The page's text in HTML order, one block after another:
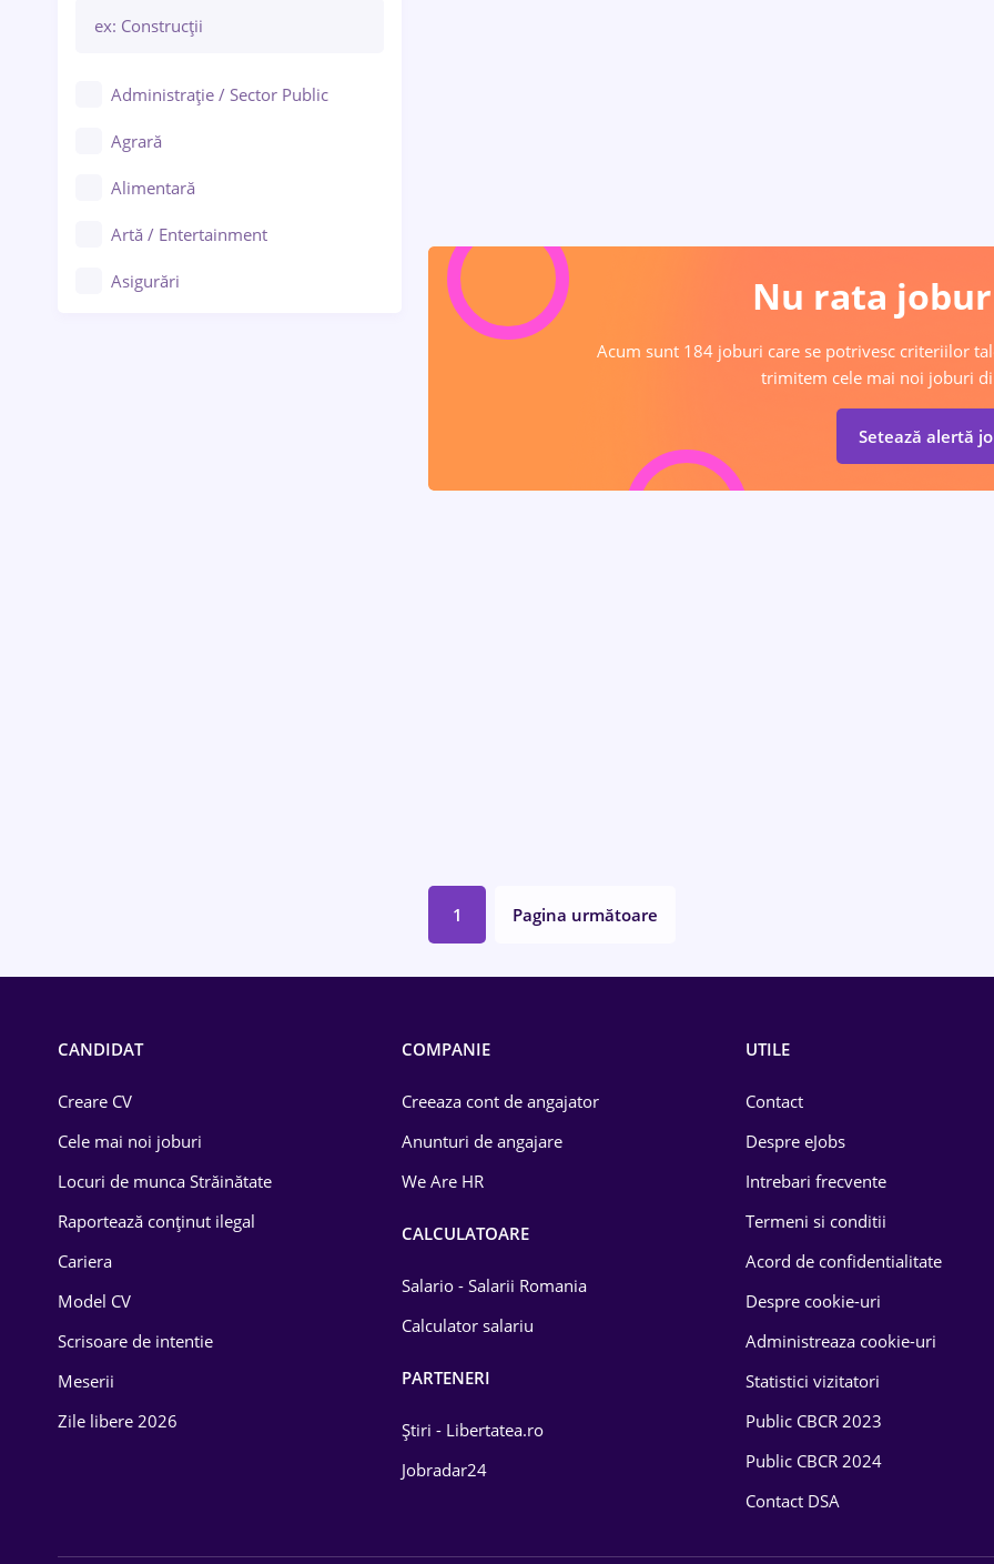
Administrație / Sector Public
Agrară
Alimentară
Artă / Entertainment
Asigurări
Medicină / Sănătate
Nu rata
Acum sunt 184 joburi care se potrivesc criteriilor
trimitem cele mai noi joburi
Setează alertă
1 Pagina următoare
CANDIDAT
Creare CV
Cele mai noi joburi
Locuri de munca Străinătate
Raportează conținut ilegal
Cariera
Model CV
Scrisoare de intentie
Meserii
Zile libere 2026
COMPANIE
Creeaza cont de angajator
Anunturi de angajare
We Are HR
CALCULATOARE
Salario - Salarii Romania
Calculator salariu
PARTENERI
Știri - Libertatea.ro
Jobradar24
UTILE
Contact
Despre eJobs
Intrebari frecvente
Termeni si conditii
Acord de confidentialitate
Despre cookie-uri
Administreaza cookie-uri
Statistici vizitatori
Public CBCR 2023
Public CBCR 2024
Contact DSA